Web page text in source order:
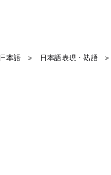
日本語 日本語表現・熟語